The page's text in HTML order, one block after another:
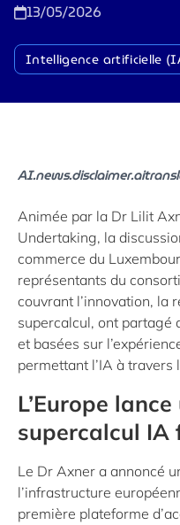
13/05/2026
Intelligence artificielle
Animée par la Dr Lilit
Undertaking, la
commerce du
représentants du
couvrant l’innovation, la
supercalcul, ont partagé
et basées sur
permettant l’IA à travers
L’Europe
supercalcul IA
Le Dr Axner a annoncé
l’infrastructure
première plateforme